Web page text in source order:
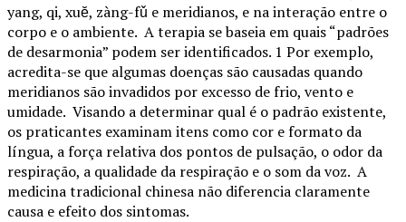
yang, qi, xuĕ, zàng-fǔ e meridianos, e na interação entre o
corpo e o ambiente. A terapia se baseia em quais “padrões
de desarmonia” podem ser identificados. 1 Por exemplo,
acredita-se que algumas doenças são causadas quando
meridianos são invadidos por excesso de frio, vento e
umidade. Visando a determinar qual é o padrão existente,
os praticantes examinam itens como cor e formato da
língua, a força relativa dos pontos de pulsação, o odor da
respiração, a qualidade da respiração e o som da voz. A
medicina tradicional chinesa não diferencia claramente
causa e efeito dos sintomas.